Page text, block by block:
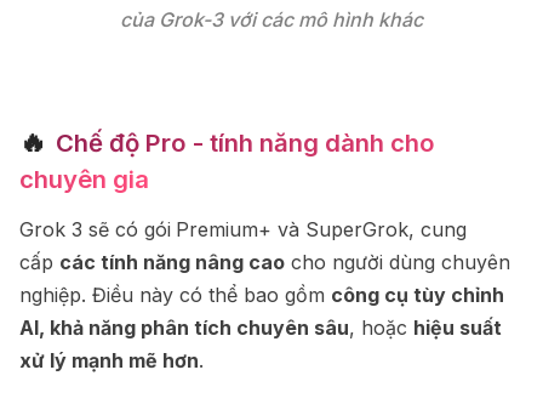
của Grok-3 với các mô hình khác
🔥 Chế độ Pro - tính năng dành cho
chuyên gia
Grok 3 sẽ có gói Premium+ và SuperGrok, cung
cấp các tính năng nâng cao cho người dùng chuyên
nghiệp. Điều này có thể bao gồm công cụ tùy chỉnh
AI, khả năng phân tích chuyên sâu, hoặc hiệu suất
xử lý mạnh mẽ hơn.